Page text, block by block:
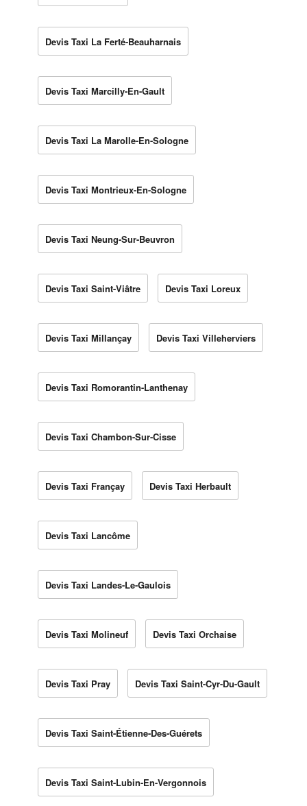
Devis Taxi La Ferté-Beauharnais
Devis Taxi Marcilly-En-Gault
Devis Taxi La Marolle-En-Sologne
Devis Taxi Montrieux-En-Sologne
Devis Taxi Neung-Sur-Beuvron
Devis Taxi Saint-Viâtre Devis Taxi Loreux
Devis Taxi Millançay Devis Taxi Villeherviers
Devis Taxi Romorantin-Lanthenay
Devis Taxi Chambon-Sur-Cisse
Devis Taxi Françay Devis Taxi Herbault
Devis Taxi Lancôme
Devis Taxi Landes-Le-Gaulois
Devis Taxi Molineuf Devis Taxi Orchaise
Devis Taxi Pray Devis Taxi Saint-Cyr-Du-Gault
Devis Taxi Saint-Étienne-Des-Guérets
Devis Taxi Saint-Lubin-En-Vergonnois